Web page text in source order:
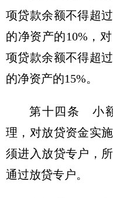
项贷款余额不得超
的净资产的10%，
项贷款余额不得超
的净资产的15%。
第十四条 小
理，对放贷资金实
须进入放贷专户，
通过放贷专户。